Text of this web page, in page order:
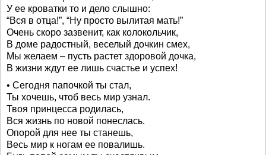
У ее кроватки то и дело слышно:
“Вся в отца!”, “Ну просто вылитая мать!”
Очень скоро зазвенит, как колокольчик,
В доме радостный, веселый дочкин смех,
Мы желаем – пусть растет здоровой дочка,
В жизни ждут ее лишь счастье и успех!
• Сегодня папочкой ты стал,
Ты хочешь, чтоб весь мир узнал.
Твоя принцесса родилась,
Вся жизнь по новой понеслась.
Опорой для нее ты станешь,
Весь мир к ногам ее повалишь.